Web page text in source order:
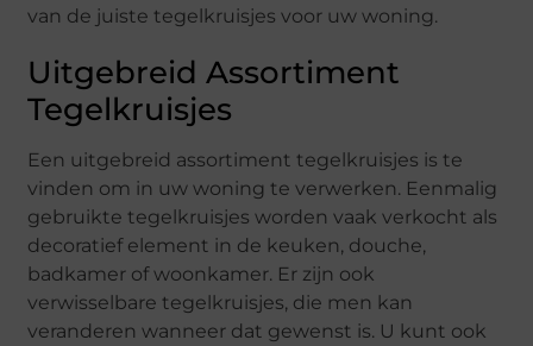
van de juiste tegelkruisjes voor uw woning.
Uitgebreid Assortiment
Tegelkruisjes
Een uitgebreid assortiment tegelkruisjes is te
vinden om in uw woning te verwerken. Eenmalig
gebruikte tegelkruisjes worden vaak verkocht als
decoratief element in de keuken, douche,
badkamer of woonkamer. Er zijn ook
verwisselbare tegelkruisjes, die men kan
veranderen wanneer dat gewenst is. U kunt ook